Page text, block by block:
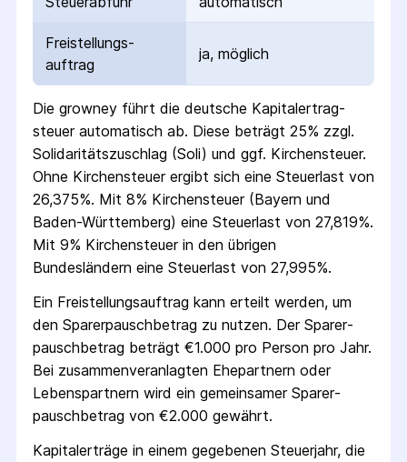
Freistellungs­
auftrag
ja, möglich
Die growney führt die deutsche Kapital­ertrag­
steuer automatisch ab. Diese beträgt 25% zzgl.
Solidaritäts­zuschlag (Soli) und ggf. Kirchensteuer.
Ohne Kirchensteuer ergibt sich eine Steuerlast von
26,375%. Mit 8% Kirchensteuer (Bayern und
Baden-Württemberg) eine Steuerlast von 27,819%.
Mit 9% Kirchensteuer in den übrigen
Bundesländern eine Steuerlast von 27,995%.
Ein Freistellungs­auftrag kann erteilt werden, um
den Sparer­pausch­betrag zu nutzen. Der Sparer­
pausch­betrag beträgt €1.000 pro Person pro Jahr.
Bei zusammenveranlagten Ehepartnern oder
Lebenspartnern wird ein gemeinsamer Sparer­
pausch­betrag von €2.000 gewährt.
Kapitalerträge in einem gegebenen Steuerjahr, die